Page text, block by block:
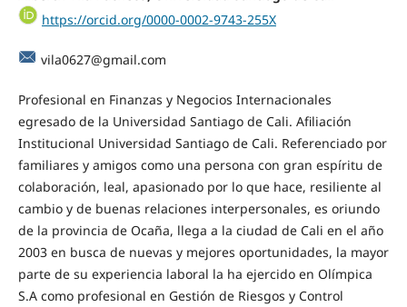
https://orcid.org/0000-0002-9743-255X
vila0627@gmail.com
Profesional en Finanzas y Negocios Internacionales
egresado de la Universidad Santiago de Cali. Afiliación
Institucional Universidad Santiago de Cali. Referenciado por
familiares y amigos como una persona con gran espíritu de
colaboración, leal, apasionado por lo que hace, resiliente al
cambio y de buenas relaciones interpersonales, es oriundo
de la provincia de Ocaña, llega a la ciudad de Cali en el año
2003 en busca de nuevas y mejores oportunidades, la mayor
parte de su experiencia laboral la ha ejercido en Olímpica
S.A como profesional en Gestión de Riesgos y Control